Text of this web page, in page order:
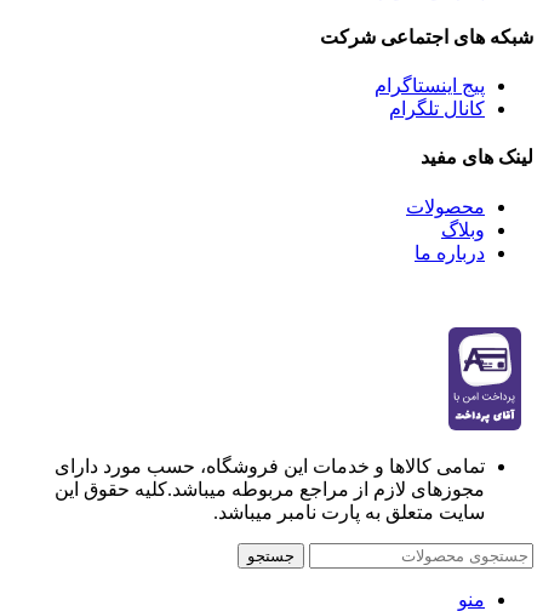
شبکه های اجتماعی شرکت
پیج اینستاگرام
کانال تلگرام
لینک های مفید
محصولات
وبلاگ
درباره ما
تمامی کالاها و خدمات این فروشگاه، حسب مورد دارای
مجوزهای لازم از مراجع مربوطه میباشد.کلیه حقوق این
سایت متعلق به پارت نامبر میباشد.
جستجو
منو